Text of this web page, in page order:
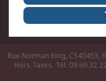
Nous rejoindre
Rue Norman King,
Hors Taxes. Tél: 09 69 32